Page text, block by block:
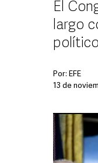
El
largo
Por: EFE
13 de